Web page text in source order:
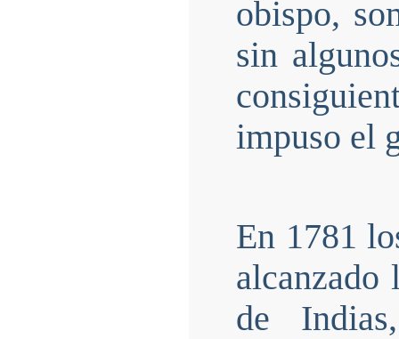
obispo,
sin
impuso el
En 1781
alcanzado
de